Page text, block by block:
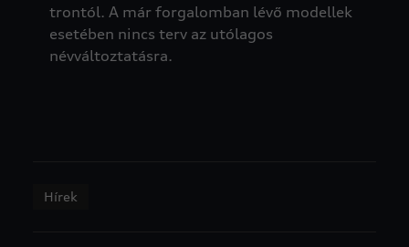
trontól. A már forgalomban lévő modellek
esetében nincs terv az utólagos
névváltoztatásra.
Hírek